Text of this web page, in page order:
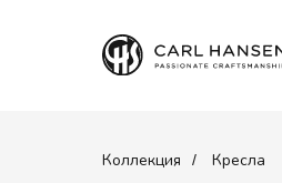
Коллекция / Кресла